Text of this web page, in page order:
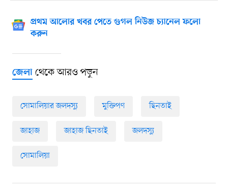
প্রথম আলোর খবর পেতে গুগল নিউজ চ্যানেল ফলো
করুন
জেলাথেকে আরও পড়ুন
সোমালিয়ার জলদস্যু মুক্তিপণ ছিনতাই
জাহাজ জাহাজ ছিনতাই জলদস্যু
সোমালিয়া